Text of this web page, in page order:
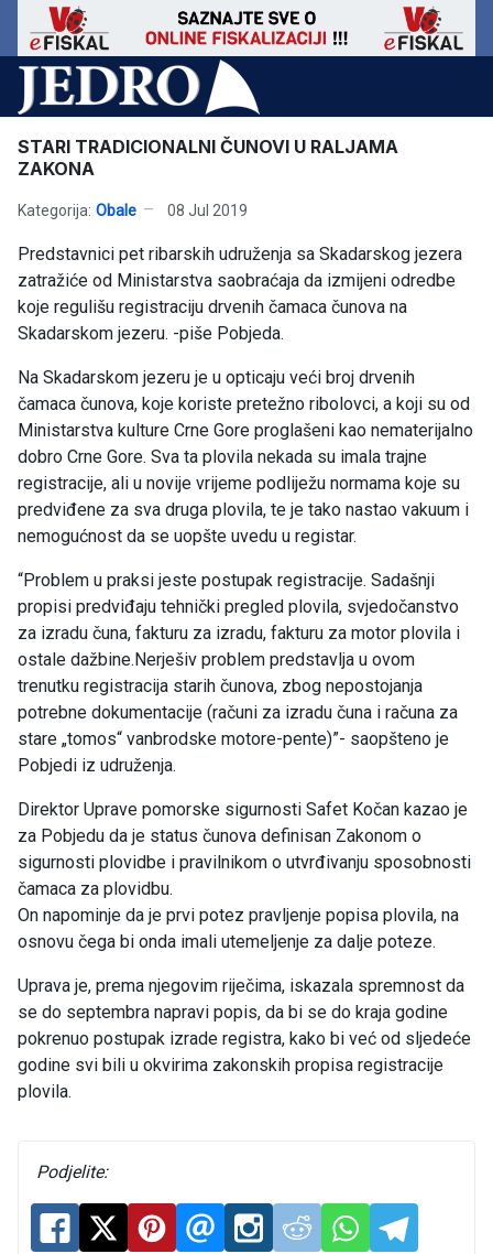
STARI TRADICIONALNI ČUNOVI U RALJAMA
ZAKONA
Kategorija: Obale 08 Jul 2019
Predstavnici pet ribarskih udruženja sa Skadarskog jezera
zatražiće od Ministarstva saobraćaja da izmijeni odredbe
koje regulišu registraciju drvenih čamaca čunova na
Skadarskom jezeru. -piše Pobjeda.
Na Skadarskom jezeru je u opticaju veći broj drvenih
čamaca čunova, koje koriste pretežno ribolovci, a koji su od
Ministarstva kulture Crne Gore proglašeni kao nematerijalno
dobro Crne Gore. Sva ta plovila nekada su imala trajne
registracije, ali u novije vrijeme podliježu normama koje su
predviđene za sva druga plovila, te je tako nastao vakuum i
nemogućnost da se uopšte uvedu u registar.
“Problem u praksi jeste postupak registracije. Sadašnji
propisi predviđaju tehnički pregled plovila, svjedočanstvo
za izradu čuna, fakturu za izradu, fakturu za motor plovila i
ostale dažbine.Nerješiv problem predstavlja u ovom
trenutku registracija starih čunova, zbog nepostojanja
potrebne dokumentacije (računi za izradu čuna i računa za
stare „tomos“ vanbrodske motore-pente)”- saopšteno je
Pobjedi iz udruženja.
Direktor Uprave pomorske sigurnosti Safet Kočan kazao je
za Pobjedu da je status čunova definisan Zakonom o
sigurnosti plovidbe i pravilnikom o utvrđivanju sposobnosti
čamaca za plovidbu.
On napominje da je prvi potez pravljenje popisa plovila, na
osnovu čega bi onda imali utemeljenje za dalje poteze.
Uprava je, prema njegovim riječima, iskazala spremnost da
se do septembra napravi popis, da bi se do kraja godine
pokrenuo postupak izrade registra, kako bi već od sljedeće
godine svi bili u okvirima zakonskih propisa registracije
plovila.
Podjelite: